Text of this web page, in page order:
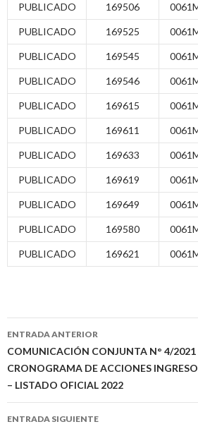
PUBLICADO 169506
PUBLICADO 169525
PUBLICADO 169545
PUBLICADO 169546
PUBLICADO 169615
PUBLICADO 169611
PUBLICADO 169633
PUBLICADO 169619
PUBLICADO 169649
PUBLICADO 169580
PUBLICADO 169621
Navegación
de
entradas
ENTRADA ANTERIOR
COMUNICACIÓN CONJUNTA N° 4/2021
CRONOGRAMA DE ACCIONES
– LISTADO OFICIAL 2022
ENTRADA SIGUIENTE